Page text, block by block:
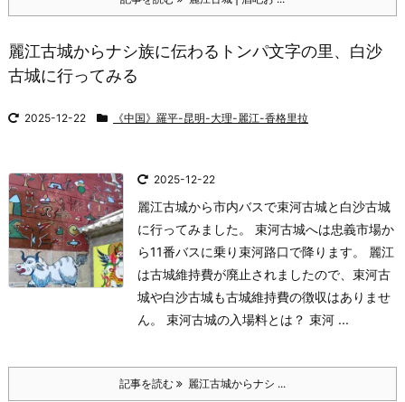
麗江古城からナシ族に伝わるトンパ文字の里、白沙
古城に行ってみる
2025-12-22 《中国》羅平-昆明-大理-麗江-香格里拉
2025-12-22
麗江古城から市内バスで束河古城と白沙古城
に行ってみました。 束河古城へは忠義市場か
ら11番バスに乗り束河路口で降ります。 麗江
は古城維持費が廃止されましたので、束河古
城や白沙古城も古城維持費の徴収はありませ
ん。 束河古城の入場料とは？ 束河 ...
記事を読む 麗江古城からナシ ...